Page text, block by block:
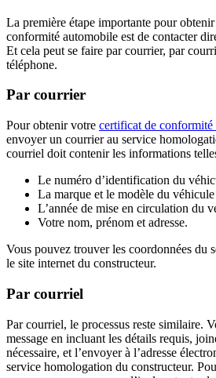
La première étape importante pour
conformité automobile est de contacter
Et cela peut se faire par courrier, par
téléphone.
Par courrier
Pour obtenir votre certificat de conformité
envoyer un courrier au service
courriel doit contenir les informations
Le numéro d’identification du
La marque et le modèle du véhicule
L’année de mise en circulation du
Votre nom, prénom et adresse.
Vous pouvez trouver les coordonnées du
le site internet du constructeur.
Par courriel
Par courriel, le processus reste similaire.
message en incluant les détails requis,
nécessaire, et l’envoyer à l’adresse
service homologation du constructeur.